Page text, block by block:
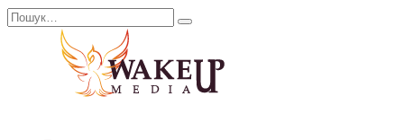
Перейти
Search